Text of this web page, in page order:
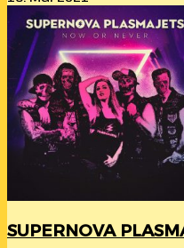
SUPERNOVA